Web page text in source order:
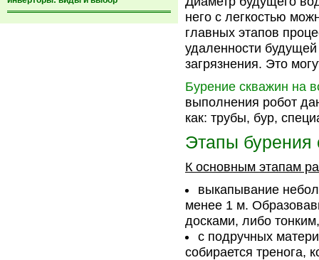
него с легкостью
главных этапов
удаленности
загрязнения. Это
Бурение скважин на
выполнения робот
как: трубы, бур,
Этапы бурения
К основным этапам
выкапывание
менее 1 м.
досками, либо
с подручных
собирается тренога,